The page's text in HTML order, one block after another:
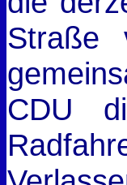
Straße
CDU